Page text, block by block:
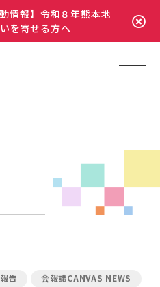
情報】令和８年熊本地
を寄せる方へ
告 会報誌CANVAS NEWS